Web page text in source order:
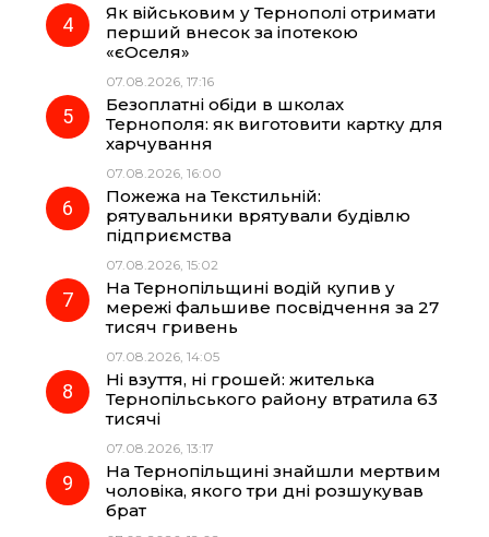
Як військовим у Тернополі отримати
перший внесок за іпотекою
«єОселя»
07.08.2026, 17:16
Безоплатні обіди в школах
Тернополя: як виготовити картку для
харчування
07.08.2026, 16:00
Пожежа на Текстильній:
рятувальники врятували будівлю
підприємства
07.08.2026, 15:02
На Тернопільщині водій купив у
мережі фальшиве посвідчення за 27
тисяч гривень
07.08.2026, 14:05
Ні взуття, ні грошей: жителька
Тернопільського району втратила 63
тисячі
07.08.2026, 13:17
На Тернопільщині знайшли мертвим
чоловіка, якого три дні розшукував
брат